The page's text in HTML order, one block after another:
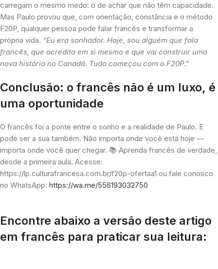
carregam o mesmo medo: o de achar que não têm capacidade.
Mas Paulo provou que, com orientação, constância e o método
F20P, qualquer pessoa pode falar francês e transformar a
própria vida. “Eu era sonhador. Hoje, sou alguém que fala
francês, que acredita em si mesmo e que vai construir uma
nova história no Canadá. Tudo começou com o F20P.”
Conclusão: o francês não é um luxo, é
uma oportunidade
O francês foi a ponte entre o sonho e a realidade de Paulo. E
pode ser a sua também. Não importa onde você está hoje —
importa onde você quer chegar. 📚 Aprenda francês de verdade,
desde a primeira aula. Acesse:
https://lp.culturafrancesa.com.br/f20p-ofertaa1 ou fale conosco
no WhatsApp: https://wa.me/556193032750
Encontre abaixo a versão deste artigo
em francês para praticar sua leitura: